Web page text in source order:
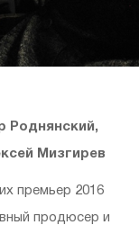
Роднянский,
Мизгирев
премьер 2016
продюсер и